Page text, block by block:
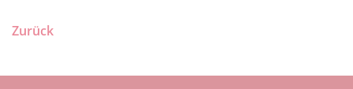
Zurück